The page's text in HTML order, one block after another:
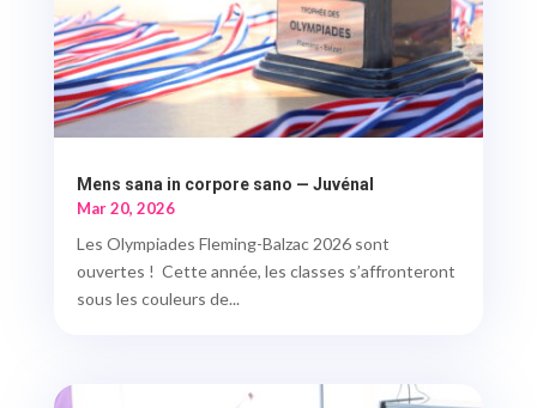
Mens sana in corpore sano — Juvénal
Mar 20, 2026
Les Olympiades Fleming-Balzac 2026 sont
ouvertes ! Cette année, les classes s’affronteront
sous les couleurs de...